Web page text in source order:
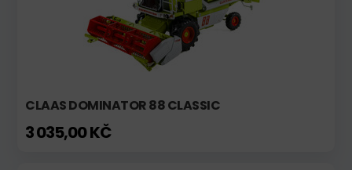
CLAAS DOMINATOR 88 CLASSIC
3 035,00 KČ